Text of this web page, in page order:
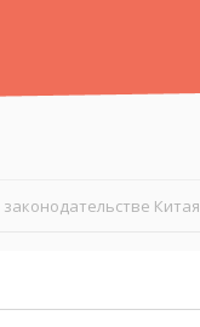
Китая